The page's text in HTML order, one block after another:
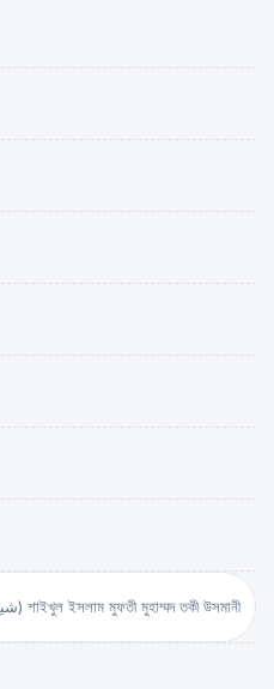
(شيخ الاسلام مفتي محمد تقي عثماني) শাইখুল ইসলাম মুফতী মুহাম্মদ তকী উসমানী